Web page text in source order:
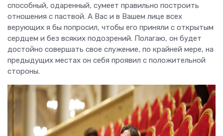
способный, одаренный, сумеет правильно построить
отношения с паствой. А Вас и в Вашем лице всех
верующих я бы попросил, чтобы его приняли с открытым
сердцем и без всяких подозрений. Полагаю, он будет
достойно совершать свое служение, по крайней мере, на
предыдущих местах он себя проявил с положительной
стороны.